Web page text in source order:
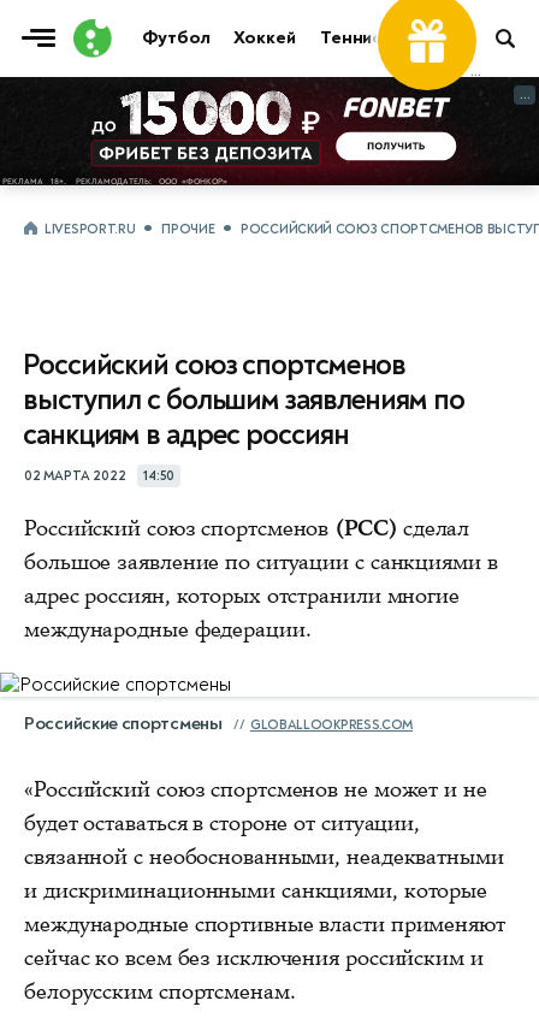
Футбол Хоккей Теннис Бои Прочие
...
...
LIVESPORT.RU ПРОЧИЕ РОССИЙСКИЙ СОЮЗ СПОРТСМЕНОВ
Российский союз спортсменов
выступил с большим заявлениям по
санкциям в адрес россиян
02 МАРТА 2022 14:50
Российский союз спортсменов (РСС) сделал
большое заявление по ситуации с санкциями в
адрес россиян, которых отстранили многие
международные федерации.
Российские спортсмены GLOBALLOOKPRESS.COM
«Российский союз спортсменов не может и не
будет оставаться в стороне от ситуации,
связанной с необоснованными, неадекватными
и дискриминационными санкциями, которые
международные спортивные власти применяют
сейчас ко всем без исключения российским и
белорусским спортсменам.